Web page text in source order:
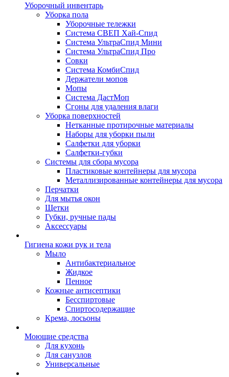
Уборочный инвентарь
Уборка пола
Уборочные тележки
Система СВЕП Хай-Спид
Система УльтраСпид Мини
Система УльтраСпид Про
Совки
Система КомбиСпид
Держатели мопов
Мопы
Система ДастМоп
Сгоны для удаления влаги
Уборка поверхностей
Нетканные протирочные материалы
Наборы для уборки пыли
Салфетки для уборки
Салфетки-губки
Системы для сбора мусора
Пластиковые контейнеры для мусора
Металлизированные контейнеры для мусора
Перчатки
Для мытья окон
Щетки
Губки, ручные пады
Аксессуары
Гигиена кожи рук и тела
Мыло
Антибактериальное
Жидкое
Пенное
Кожные антисептики
Бесспиртовые
Cпиртосодержащие
Крема, лосьоны
Моющие средства
Для кухонь
Для санузлов
Универсальные